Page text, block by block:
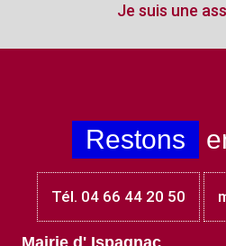
Je suis une
Restons
Tél. 04 66 44 20 50
Mairie d' Ispagnac